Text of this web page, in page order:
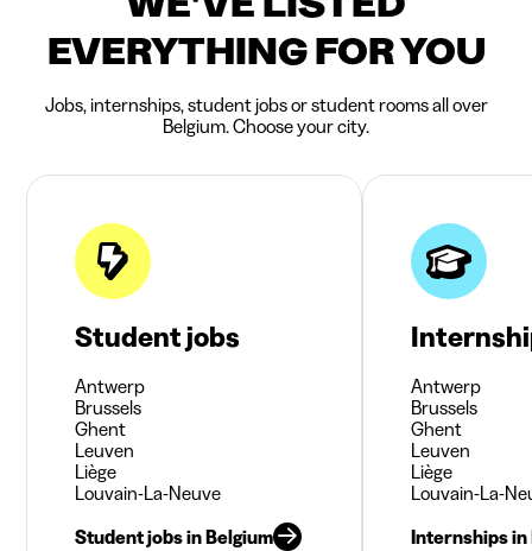
EVERYTHING FOR YOU
Jobs, internships, student jobs or student rooms all over
Belgium. Choose your city.
Student jobs
Antwerp
Brussels
Ghent
Leuven
Liège
Louvain-La-Neuve
Student jobs in Belgium
Antwerp
Brussels
Ghent
Leuven
Liège
Louvain-La-
Internships in